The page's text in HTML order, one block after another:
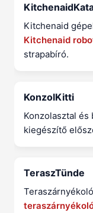
Kitchenaid
Kitchenaid
strapabíró.
KonzolKitti
Konzolasztal
kiegészítő
TeraszTünde